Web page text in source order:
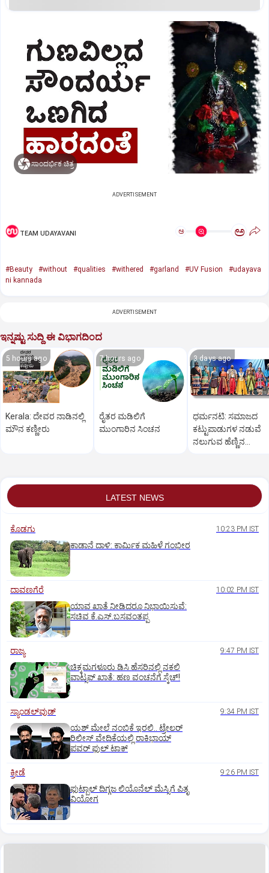
ಸಾಂದರ್ಭಿಕ ಚಿತ್ರ
ADVERTISEMENT
TEAM UDAYAVANI ಅ ಅ
#Beauty #without #qualities #withered #garland #UV Fusion
#udayava
ni kannada
ADVERTISEMENT
ಇನ್ನಷ್ಟು ಸುದ್ದಿ ಈ ವಿಭಾಗದಿಂದ
5 hours ago
Kerala: ದೇವರ ನಾಡಿನಲ್ಲಿ
ಮೌನ ಕಣ್ಣೀರು
7 hours ago
ರೈತರ ಮಡಿಲಿಗೆ
ಮುಂಗಾರಿನ ಸಿಂಚನ
3 days ago
ಧರ್ಮನಟಿ: ಸಮಾಜದ
ಕಟ್ಟುಪಾಡುಗಳ ನಡುವೆ
ನಲುಗುವ ಹೆಣ್ಣಿನ
LATEST NEWS
ಕೊಡಗು 10:23 PM IST
ಕಾಡಾನೆ ದಾಳಿ: ಕಾರ್ಮಿಕ ಮಹಿಳೆ ಗಂಭೀರ
ದಾವಣಗೆರೆ 10:02 PM IST
ಯಾವ ಖಾತೆ ನೀಡಿದರೂ ನಿಭಾಯಿಸುವೆ:
ಸಚಿವ ಕೆ.ಎಸ್.ಬಸವಂತಪ್ಪ
ರಾಜ್ಯ 9:47 PM IST
ಚಿಕ್ಕಮಗಳೂರು ಡಿಸಿ ಹೆಸರಿನಲ್ಲಿ ನಕಲಿ
ವಾಟ್ಸಪ್ ಖಾತೆ: ಹಣ ವಂಚನೆಗೆ ಸ್ಕೆಚ್!
ಸ್ಯಾಂಡಲ್‌ವುಡ್‌ 9:34 PM IST
ಯಶ್‌ ಮೇಲೆ ನಂಬಿಕೆ ಇರಲಿ.. ಟ್ರೇಲರ್‌
ರಿಲೀಸ್‌ ವೇದಿಕೆಯಲ್ಲಿ ರಾಕಿಭಾಯ್‌
ಪವರ್‌ ಫುಲ್‌ ಟಾಕ್
ಕ್ರೀಡೆ 9:26 PM IST
ಫುಟ್ಬಾಲ್ ದಿಗ್ಗಜ ಲಿಯೊನೆಲ್‌ ಮೆಸ್ಸಿಗೆ ಪಿತೃ
ವಿಯೋಗ